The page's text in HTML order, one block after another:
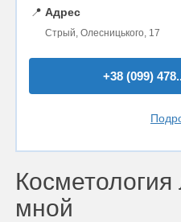
📍 Адрес
Стрый, Олесницького, 17
+38 (099)
мной